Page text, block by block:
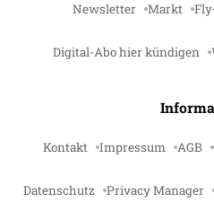
Newsletter Markt
Digital-Abo hier kündigen
Kontakt Impressum AGB
Datenschutz Privacy Manager